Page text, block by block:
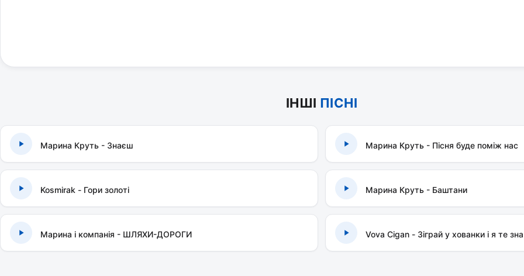
ІНШІ ПІСНІ
Марина Круть - Знаєш Марина Круть - Пісня буде поміж нас
Kosmirak - Гори золоті Марина Круть - Баштани
Марина і компанія - ШЛЯХИ-ДОРОГИ Vova Cigan - Зіграй у хованки і я те